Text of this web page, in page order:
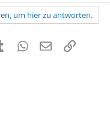
um hier zu antworten.
Tumblr WhatsApp
E-MailLink